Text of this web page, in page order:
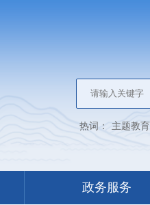
热词： 主题教育
政务服务